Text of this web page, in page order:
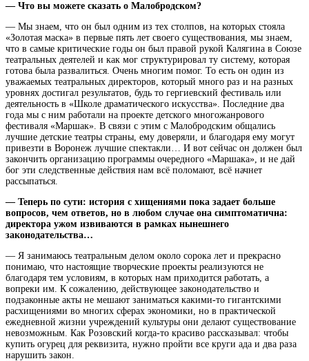
— Что вы можете сказать о Малобродском?
— Мы знаем, что он был одним из тех столпов, на которых стояла
«Золотая маска» в первые пять лет своего существования, мы знаем,
что в самые критические годы он был правой рукой Калягина в Союзе
театральных деятелей и как мог структурировал ту систему, которая
готова была развалиться. Очень многим помог. То есть он один из
уважаемых театральных директоров, который много раз и на разных
уровнях достигал результатов, будь то гергиевский фестиваль или
деятельность в «Школе драматического искусства». Последние два
года мы с ним работали на проекте детского многожанрового
фестиваля «Маршак». В связи с этим с Малобродским общались
лучшие детские театры страны, ему доверяли, и благодаря ему могут
привезти в Воронеж лучшие спектакли… И вот сейчас он должен был
закончить организацию программы очередного «Маршака», и не дай
бог эти следственные действия нам всё поломают, всё начнет
рассыпаться.
— Теперь по сути: история с хищениями пока задает больше
вопросов, чем ответов, но в любом случае она симптоматична:
директора ужом извиваются в рамках нынешнего
законодательства…
— Я занимаюсь театральным делом около сорока лет и прекрасно
понимаю, что настоящие творческие проекты реализуются не
благодаря тем условиям, в которых нам приходится работать, а
вопреки им. К сожалению, действующее законодательство и
подзаконные акты не мешают заниматься какими-то гигантскими
расхищениями во многих сферах экономики, но в практической
ежедневной жизни учреждений культуры они делают существование
невозможным. Как Розовский когда-то красиво рассказывал: чтобы
купить огурец для реквизита, нужно пройти все круги ада и два раза
нарушить закон.